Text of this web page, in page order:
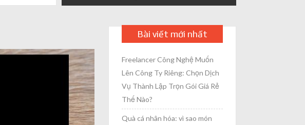
Bài viết mới nhất
Freelancer Công Nghệ Muốn
Lên Công Ty Riêng: Chọn Dịch
Vụ Thành Lập Trọn Gói Giá Rẻ
Thế Nào?
Quà cá nhân hóa: vì sao món